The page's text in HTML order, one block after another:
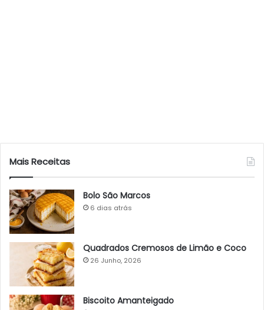
Mais Receitas
Bolo São Marcos
6 dias atrás
Quadrados Cremosos de Limão e Coco
26 Junho, 2026
Biscoito Amanteigado